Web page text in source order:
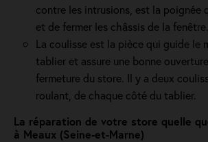
contre les intrusions, est la poignée
et de fermer les châssis de la fenêtre.
La coulisse est la pièce qui guide le
tablier et assure une bonne
fermeture du store. Il y a deux
roulant, de chaque côté du tablier.
La réparation de votre store quelle
à Meaux (Seine-et-Marne)